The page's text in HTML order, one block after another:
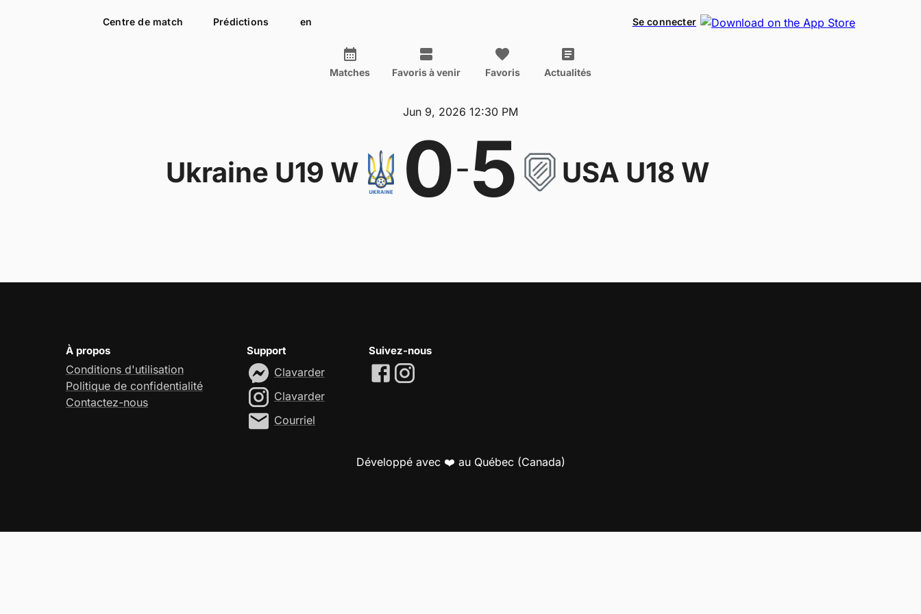
Centre de match Prédictions en Se connecter
Matches Favoris à venir Favoris Actualités
Jun 9, 2026 12:30 PM
Ukraine U19 W 0-5 USA U18 W
À propos
Conditions d'utilisation
Politique de confidentialité
Contactez-nous
Support
Clavarder
Clavarder
Courriel
Suivez-nous
Développé avec ❤️ au Québec (Canada)